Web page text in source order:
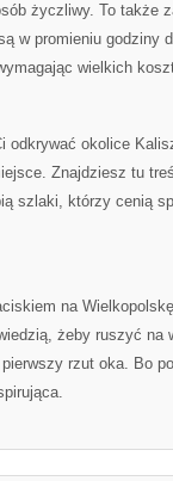
życzliwy. To także
w promieniu godziny
wielkich
odkrywać okolice
Znajdziesz tu
szlaki, którzy cenią
na
żeby ruszyć na
rzut oka. Bo